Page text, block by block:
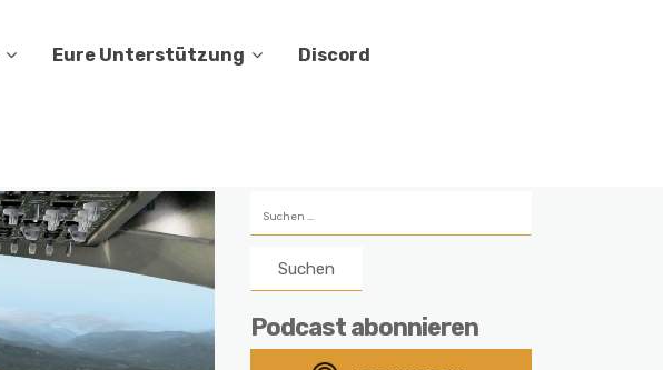
Eure Unterstützung Discord
nach:
Podcast abonnieren